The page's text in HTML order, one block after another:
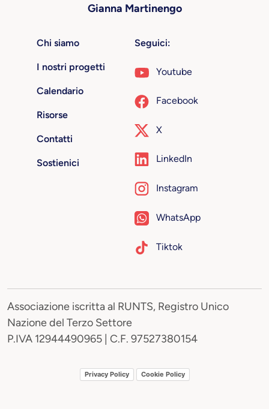
Gianna Martinengo
Chi siamo
I nostri progetti
Calendario
Risorse
Contatti
Sostienici
Seguici:
Youtube
Facebook
X
LinkedIn
Instagram
WhatsApp
Tiktok
Associazione iscritta al RUNTS, Registro Unico
Nazione del Terzo Settore
P.IVA 12944490965 | C.F. 97527380154
Privacy Policy Cookie Policy